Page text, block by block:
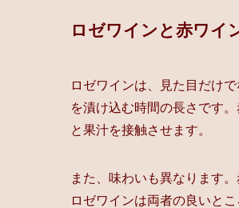
ロゼワインと赤ワイ
ロゼワインは、見た目だけ
を漬け込む時間の長さです
と果汁を接触させます。
また、味わいも異なります
ロゼワインは両者の良いと